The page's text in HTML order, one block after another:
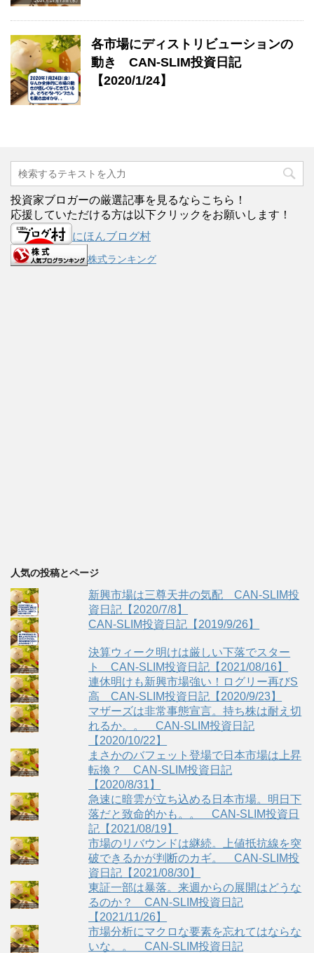
各市場にディストリビューションの
動き CAN-SLIM投資日記
【2020/1/24】
投資家ブロガーの厳選記事を見るならこちら！
応援していただける方は以下クリックをお願いします！
にほんブログ村
株式ランキング
人気の投稿とページ
新興市場は三尊天井の気配 CAN-SLIM投
資日記【2020/7/8】
CAN-SLIM投資日記【2019/9/26】
決算ウィーク明けは厳しい下落でスター
ト CAN-SLIM投資日記【2021/08/16】
連休明けも新興市場強い！ログリー再びS
高 CAN-SLIM投資日記【2020/9/23】
マザーズは非常事態宣言。持ち株は耐え切
れるか。。 CAN-SLIM投資日記
【2020/10/22】
まさかのバフェット登場で日本市場は上昇
転換？ CAN-SLIM投資日記
【2020/8/31】
急速に暗雲が立ち込める日本市場。明日下
落だと致命的かも。。 CAN-SLIM投資日
記【2021/08/19】
市場のリバウンドは継続。上値抵抗線を突
破できるかが判断のカギ。 CAN-SLIM投
資日記【2021/08/30】
東証一部は暴落。来週からの展開はどうな
るのか？ CAN-SLIM投資日記
【2021/11/26】
市場分析にマクロな要素を忘れてはならな
いな。。 CAN-SLIM投資日記